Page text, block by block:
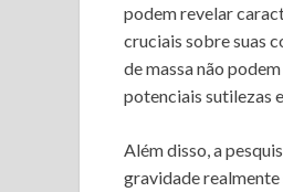
podem revelar
cruciais sobre suas
de massa não
potenciais sutilezas
Além disso, a
gravidade